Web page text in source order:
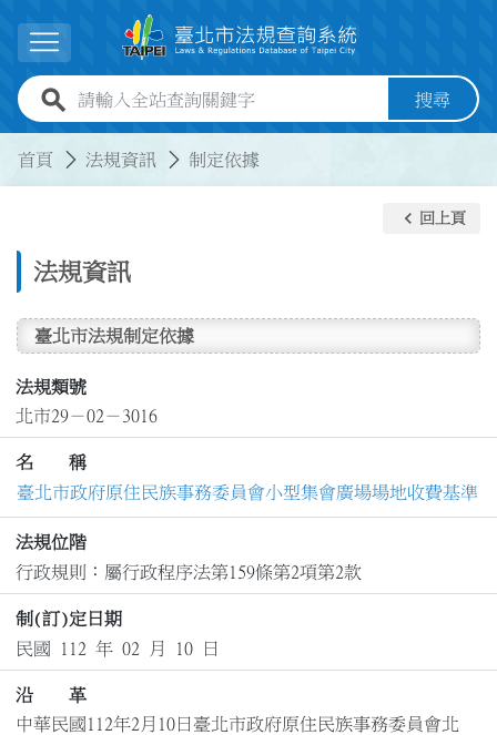
展開選單
全站查詢關鍵字欄位 搜尋
首頁 法規資訊 制定依據
法規資訊
keyboard_arrow_left 回上頁
臺北市法規制定依據
法規類號
北市29－02－3016
名 稱
臺北市政府原住民族事務委員會小型集會廣場場地收費基準
法規位階
行政規則：屬行政程序法第159條第2項第2款
制(訂)定日期
民國 112 年 02 月 10 日
沿 革
中華民國112年2月10日臺北市政府原住民族事務委員會北